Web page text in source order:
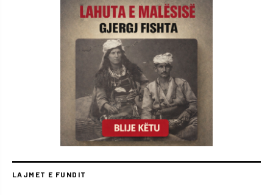
LAJMET E FUNDIT